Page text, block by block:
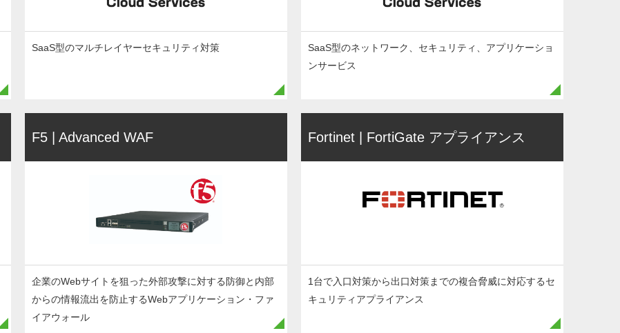
SaaS型のマルチレイヤーセキュリティ対策
SaaS型のネットワーク、セキュリティ、アプリケーショ
ンサービス
F5 | Advanced WAF
企業のWebサイトを狙った外部攻撃に対する防御と内部
からの情報流出を防止するWebアプリケーション・ファ
イアウォール
Fortinet | FortiGate アプライアンス
1台で入口対策から出口対策までの複合脅威に対応するセ
キュリティアプライアンス